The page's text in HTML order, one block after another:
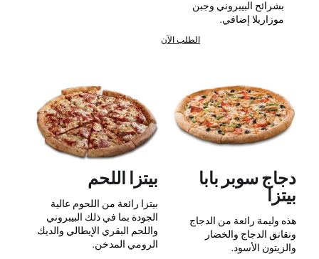
بشرائح البيبروني وجبن
موزاريلا إضافي.
الطلب الآن
بيتزا اللحم
بيتزا رائعة من اللحوم عالية
الجودة بما في ذلك البيبروني
واللحم البقري الإيطالي والديك
الرومي المدخن.
دجاج سوبر بابا
بيتزا
هذه وليمة رائعة من الدجاج
ونقانق الدجاج والخضار
والزيتون الأسود.